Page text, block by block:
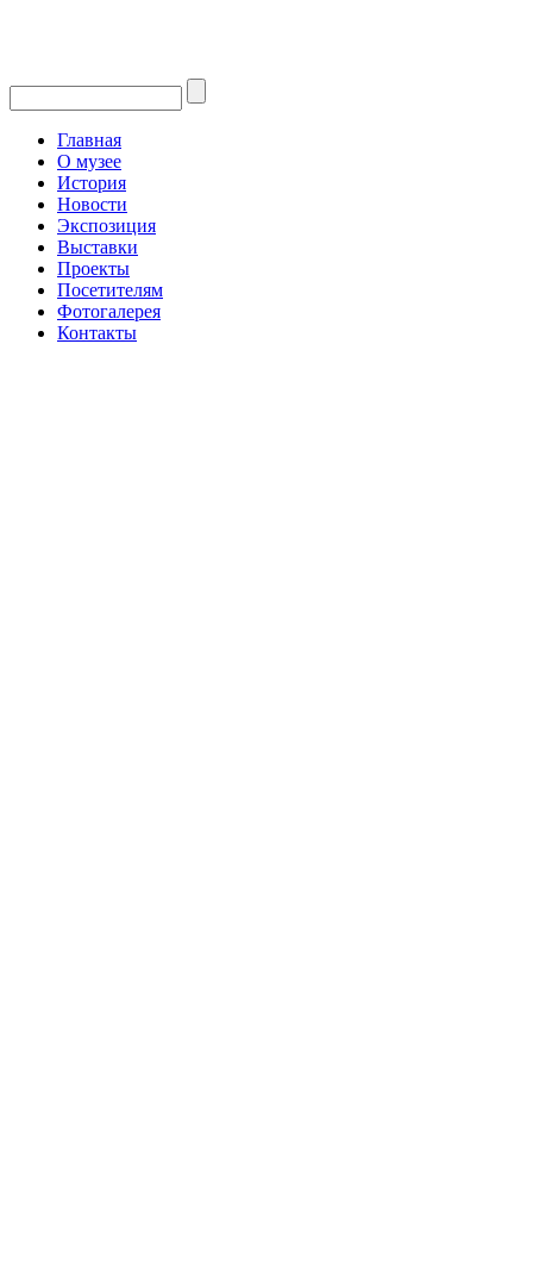
Главная
О музее
История
Новости
Экспозиция
Выставки
Проекты
Посетителям
Фотогалерея
Контакты